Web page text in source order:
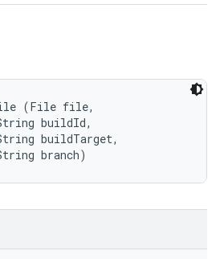
(File file,
buildId,
buildTarget,
branch)